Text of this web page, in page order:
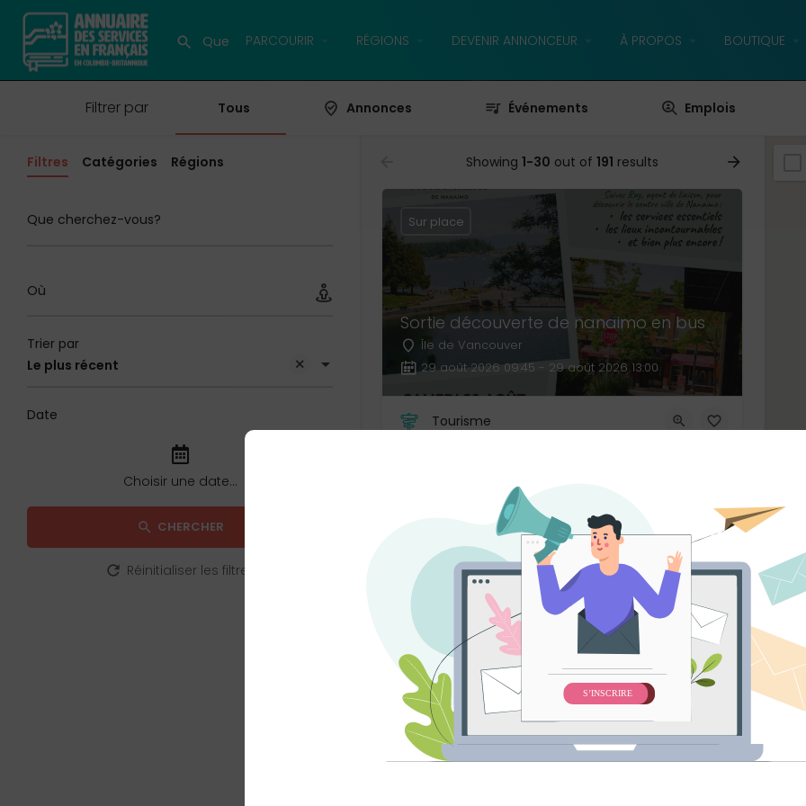
PARCOURIR RÉGIONS DEVENIR ANNONCEUR À PROPOS BOUTIQUE
Filtrer par Tous Annonces Événements Emplois
Filtres Catégories Régions
Que cherchez-vous?
Où
Le plus récent
Trier par
Date
CHERCHER
Réinitialiser les filtres
Showing 1-30 out of 191 results
Sortie découverte de nanaimo en bus
Île de Vancouver
29 août 2026 09:45 - 29 août 2026 13:00
Sur place
Tourisme
Assistant·e de direction
Grand Vancouver
Sur place